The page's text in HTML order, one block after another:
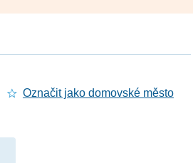
Označit jako domovské město